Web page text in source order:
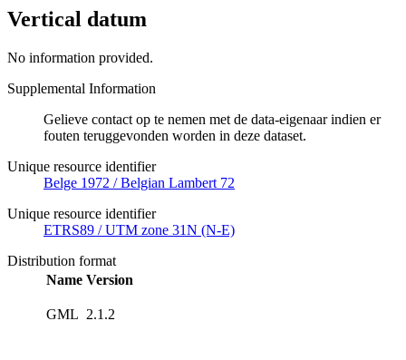
Vertical datum
No information provided.
Supplemental Information
Gelieve contact op te nemen met de data-eigenaar indien er
fouten teruggevonden worden in deze dataset.
Unique resource identifier
Belge 1972 / Belgian Lambert 72
Unique resource identifier
ETRS89 / UTM zone 31N (N-E)
Distribution format
Name Version
GML 2.1.2